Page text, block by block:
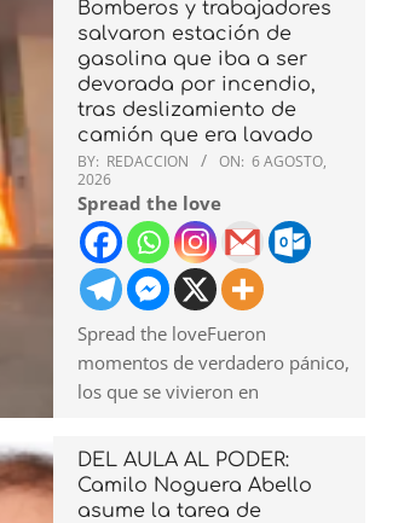
Bomberos y trabajadores
salvaron estación de
gasolina que iba a ser
devorada por incendio,
tras deslizamiento de
camión que era lavado
BY: REDACCION ON: 6 AGOSTO,
2026
Spread the love
Spread the loveFueron
momentos de verdadero pánico,
los que se vivieron en
DEL AULA AL PODER:
Camilo Noguera Abello
asume la tarea de